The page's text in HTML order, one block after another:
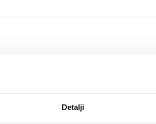
Detalji
High frequency reproduction is handled by a